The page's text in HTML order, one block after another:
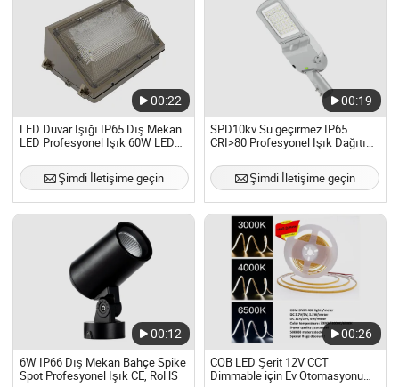
00:22
LED Duvar Işığı IP65 Dış Mekan
LED Profesyonel Işık 60W LED
Şimdi İletişime geçin
00:19
SPD10kv Su geçirmez IP65
CRI>80 Profesyonel Işık Dağıtımı
Şimdi İletişime geçin
00:12
6W IP66 Dış Mekan Bahçe Spike
Spot Profesyonel Işık CE, RoHS
00:26
COB LED Şerit 12V CCT
Dimmable için Ev Otomasyonu